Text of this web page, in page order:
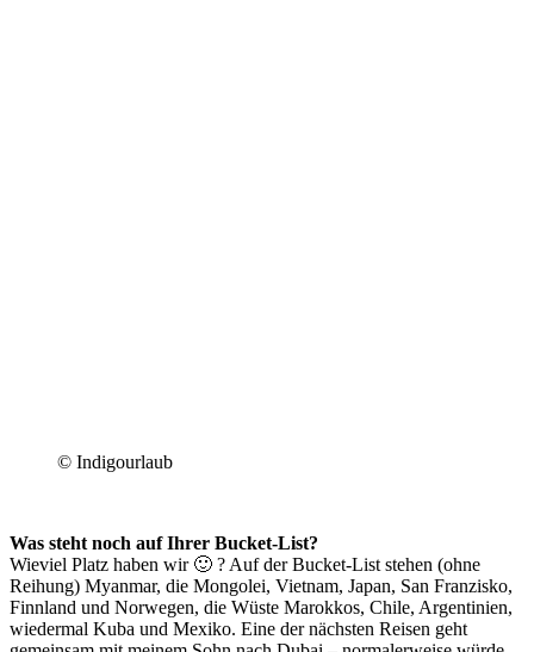
© Indigourlaub
Was steht noch auf Ihrer Bucket-List?
Wieviel Platz haben wir 🙂 ? Auf der Bucket-List stehen (ohne
Reihung) Myanmar, die Mongolei, Vietnam, Japan, San Franzisko,
Finnland und Norwegen, die Wüste Marokkos, Chile, Argentinien,
wiedermal Kuba und Mexiko. Eine der nächsten Reisen geht